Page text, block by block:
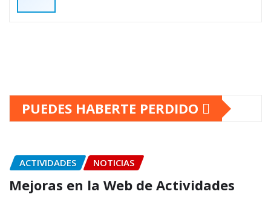
PUEDES HABERTE PERDIDO
ACTIVIDADES NOTICIAS
Mejoras en la Web de Actividades